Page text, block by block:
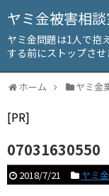
ヤミ金被害相
ヤミ金問題は1人で抱
する前にストップさせ
ホーム ヤミ金
[PR]
07031630550
2018/7/21 ヤミ